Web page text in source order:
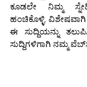
ಕೂಡಲೇ ನಿಮ್ಮ
ಹಂಚಿಕೊಳ್ಳಿ.
ಈ ಸುದ್ದಿಯನ್ನು
ಸುದ್ದಿಗಳಿಗಾಗಿ ನಮ್ಮ